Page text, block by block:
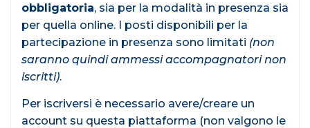
obbligatoria, sia per la modalità in presenza sia
per quella online. I posti disponibili per la
partecipazione in presenza sono limitati (non
saranno quindi ammessi accompagnatori non
iscritti).
Per iscriversi è necessario avere/creare un
account su questa piattaforma (non valgono le